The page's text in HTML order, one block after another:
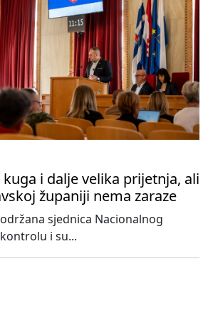
i dalje velika prijetnja, ali
županiji nema zaraze
sjednica Nacionalnog
i su...